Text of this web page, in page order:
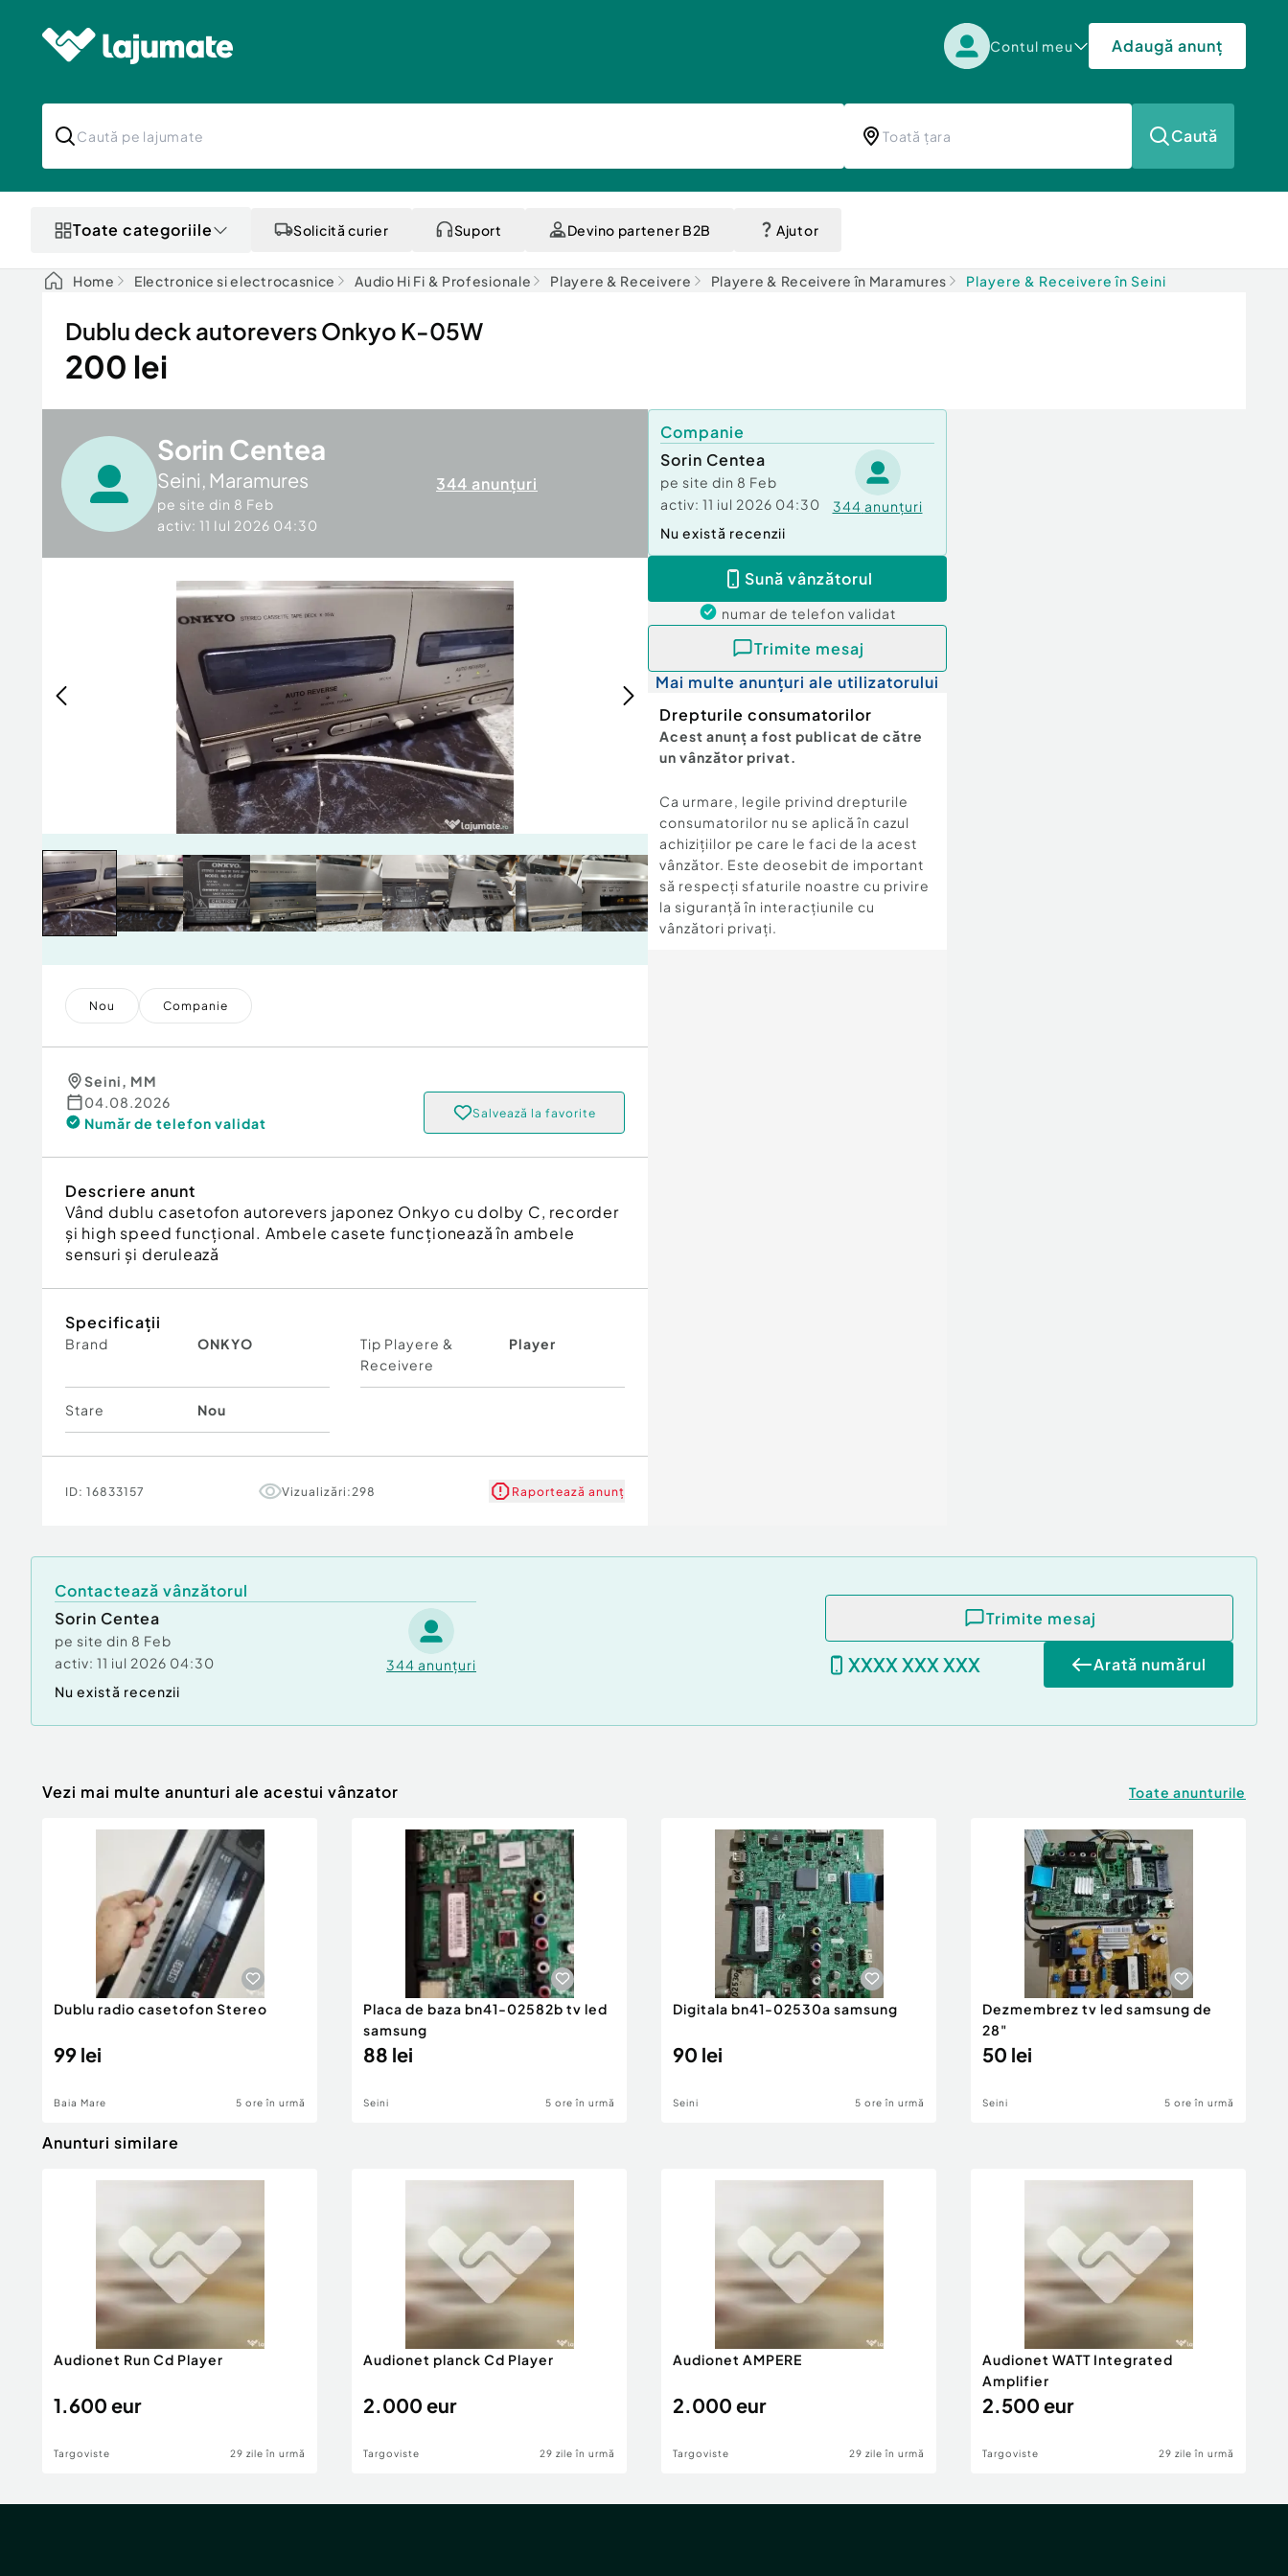
Contul meu Adaugă anunț
Caută
Toate categoriile Solicită curier Suport Devino partener B2B Ajutor
Home Electronice si electrocasnice Audio Hi Fi & Profesionale Playere & Receivere Playere & Receivere în Maramures Playere & Receivere în Seini
Dublu deck autorevers Onkyo K-05W
200 lei
Sorin Centea
Seini Maramures
pe site din 8 Feb
activ: 11 Iul 2026 04:30
344 anunțuri
Nou Companie
Seini, MM
04.08.2026
Număr de telefon validat
Salvează la favorite
Descriere anunt
Vând dublu casetofon autorevers japonez Onkyo cu dolby C, recorder
și high speed funcțional. Ambele casete funcționează în ambele
sensuri și derulează
Specificații
Brand ONKYO
Tip Playere &
Receivere
Player
Stare Nou
ID: 16833157 Vizualizări: 298 Raportează anunț
Companie
Sorin Centea
pe site din 8 Feb
activ: 11 iul 2026 04:30 344 anunțuri
Nu există recenzii
Sună vânzătorul
numar de telefon validat
Trimite mesaj
Mai multe anunțuri ale utilizatorului
Drepturile consumatorilor
Acest anunț a fost publicat de către
un vânzător privat.
Ca urmare, legile privind drepturile
consumatorilor nu se aplică în cazul
achizițiilor pe care le faci de la acest
vânzător. Este deosebit de important
să respecți sfaturile noastre cu privire
la siguranță în interacțiunile cu
vânzători privați.
Contactează vânzătorul
Sorin Centea
pe site din 8 Feb
activ: 11 iul 2026 04:30 344 anunțuri
Nu există recenzii
Trimite mesaj
XXXX XXX XXX Arată numărul
Vezi mai multe anunturi ale acestui vânzator Toate anunturile
Dublu radio casetofon Stereo
99 lei
Baia Mare 5 ore în urmă
Placa de baza bn41-02582b tv led
samsung
88 lei
Seini 5 ore în urmă
Digitala bn41-02530a samsung
90 lei
Seini 5 ore în urmă
Dezmembrez tv led samsung de
28"
50 lei
Seini 5 ore în urmă
Anunturi similare
Audionet Run Cd Player
1.600 eur
Targoviste 29 zile în urmă
Audionet planck Cd Player
2.000 eur
Targoviste 29 zile în urmă
Audionet AMPERE
2.000 eur
Targoviste 29 zile în urmă
Audionet WATT Integrated
Amplifier
2.500 eur
Targoviste 29 zile în urmă